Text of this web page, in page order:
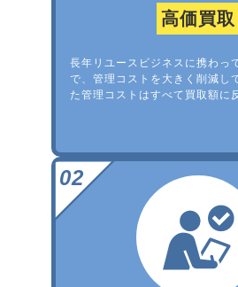
高価買取
長年リユースビジネスに携わっ
で、管理コストを大きく削減し
た管理コストはすべて買取額に